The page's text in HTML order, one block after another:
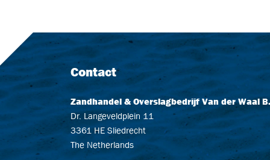
Contact
Zandhandel & Overslagbedrijf Van der Waal
Dr. Langeveldplein 11
3361 HE Sliedrecht
The Netherlands